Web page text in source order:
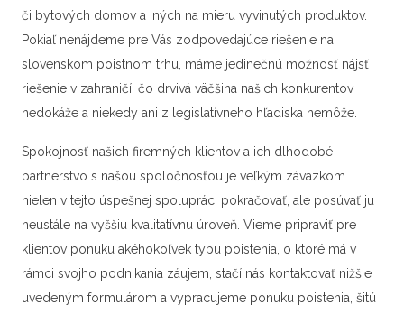
či bytových domov a iných na mieru vyvinutých produktov.
Pokiaľ nenájdeme pre Vás zodpovedajúce riešenie na
slovenskom poistnom trhu, máme jedinečnú možnosť nájsť
riešenie v zahraničí, čo drvivá väčšina našich konkurentov
nedokáže a niekedy ani z legislatívneho hľadiska nemôže.
Spokojnosť našich firemných klientov a ich dlhodobé
partnerstvo s našou spoločnosťou je veľkým záväzkom
nielen v tejto úspešnej spolupráci pokračovať, ale posúvať ju
neustále na vyššiu kvalitatívnu úroveň. Vieme pripraviť pre
klientov ponuku akéhokoľvek typu poistenia, o ktoré má v
rámci svojho podnikania záujem, stačí nás kontaktovať nižšie
uvedeným formulárom a vypracujeme ponuku poistenia, šitú